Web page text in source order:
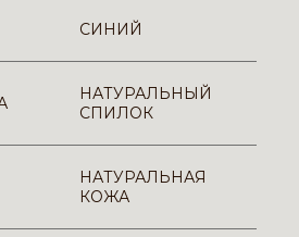
СИНИЙ
НАТУРАЛЬНЫЙ
СПИЛОК
НАТУРАЛЬНАЯ
КОЖА